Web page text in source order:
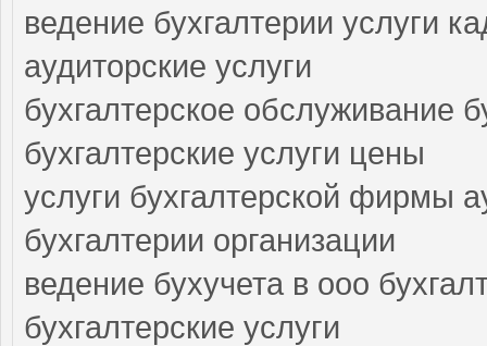
ведение бухгалтерии услуги
аудиторские услуги
бухгалтерское обслуживание
бухгалтерские услуги цены
услуги бухгалтерской фирмы
бухгалтерии организации
ведение бухучета в ооо
бухгалтерские услуги